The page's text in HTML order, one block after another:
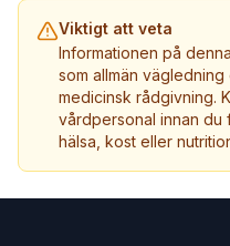
Viktigt att veta
Informationen på
som allmän
medicinsk rådgivning.
vårdpersonal innan du
hälsa, kost eller